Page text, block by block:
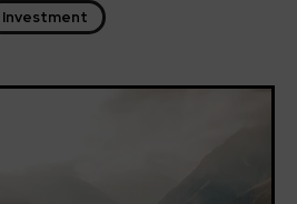
Investment